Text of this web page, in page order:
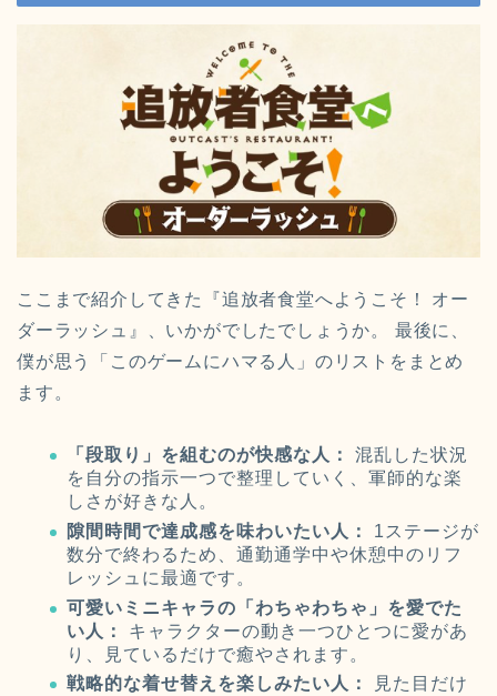
ここまで紹介してきた『追放者食堂へようこそ！ オー
ダーラッシュ』、いかがでしたでしょうか。 最後に、
僕が思う「このゲームにハマる人」のリストをまとめ
ます。
「段取り」を組むのが快感な人：
混乱した状況
を自分の指示一つで整理していく、軍師的な楽
しさが好きな人。
隙間時間で達成感を味わいたい人：
1ステージが
数分で終わるため、通勤通学中や休憩中のリフ
レッシュに最適です。
可愛いミニキャラの「わちゃわちゃ」を愛でた
い人：
キャラクターの動き一つひとつに愛があ
り、見ているだけで癒やされます。
戦略的な着せ替えを楽しみたい人：
見た目だけ